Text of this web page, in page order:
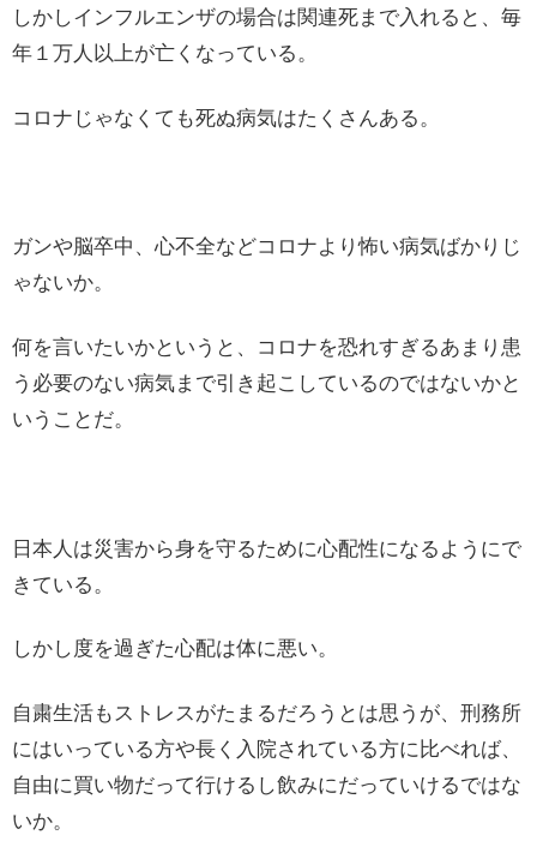
しかしインフルエンザの場合は関連死まで入れると、毎
年１万人以上が亡くなっている。
コロナじゃなくても死ぬ病気はたくさんある。
ガンや脳卒中、心不全などコロナより怖い病気ばかりじ
ゃないか。
何を言いたいかというと、コロナを恐れすぎるあまり患
う必要のない病気まで引き起こしているのではないかと
いうことだ。
日本人は災害から身を守るために心配性になるようにで
きている。
しかし度を過ぎた心配は体に悪い。
自粛生活もストレスがたまるだろうとは思うが、刑務所
にはいっている方や長く入院されている方に比べれば、
自由に買い物だって行けるし飲みにだっていけるではな
いか。